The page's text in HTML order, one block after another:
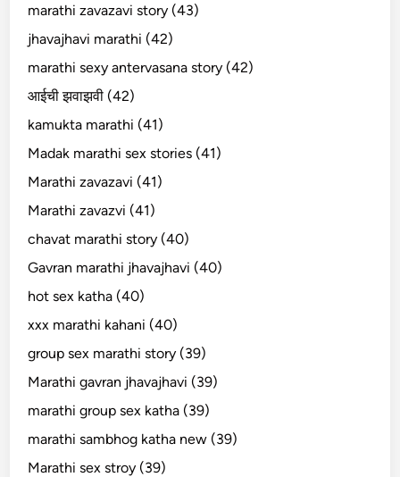
marathi zavazavi story (43)
jhavajhavi marathi (42)
marathi sexy antervasana story (42)
आईची झवाझवी (42)
kamukta marathi (41)
Madak marathi sex stories (41)
Marathi zavazavi (41)
Marathi zavazvi (41)
chavat marathi story (40)
Gavran marathi jhavajhavi (40)
hot sex katha (40)
xxx marathi kahani (40)
group sex marathi story (39)
Marathi gavran jhavajhavi (39)
marathi group sex katha (39)
marathi sambhog katha new (39)
Marathi sex stroy (39)